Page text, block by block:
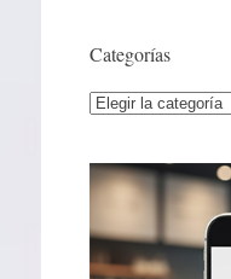
Categorías
Categorías